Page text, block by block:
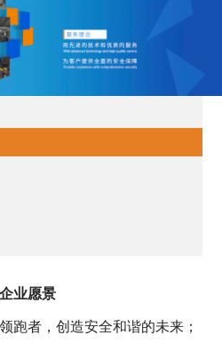
企业愿景
跑者，创造安全和谐的未来；